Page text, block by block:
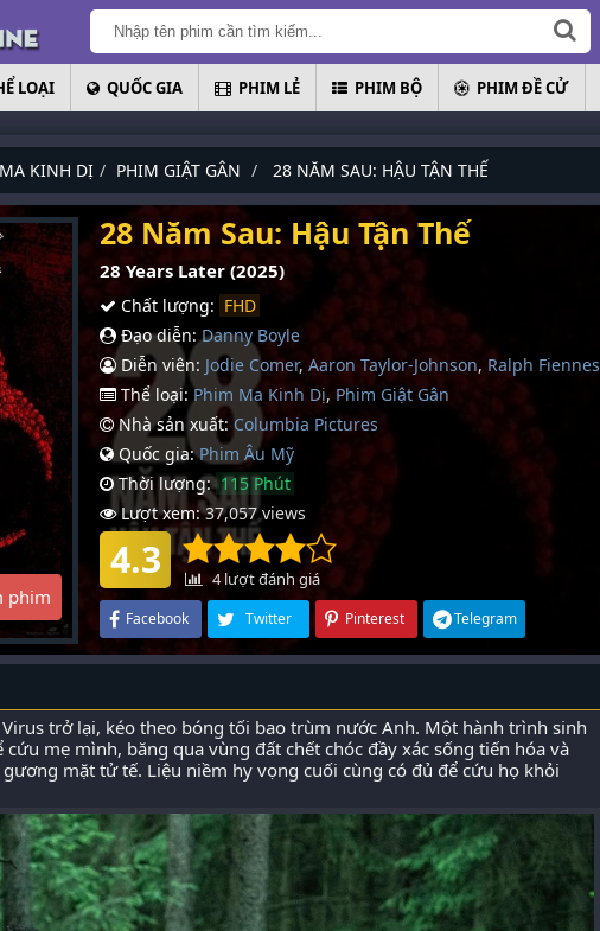
LOẠI QUỐC GIA PHIM LẺ PHIM BỘ PHIM ĐỀ CỬ
KINH DỊ PHIM GIẬT GÂN 28 NĂM SAU: HẬU TẬN THẾ
phim
28 Năm Sau: Hậu Tận Thế
28 Years Later (2025)
Chất lượng: FHD
Đạo diễn: Danny Boyle
Diễn viên: Jodie Comer, Aaron Taylor-Johnson, Ralph Fiennes
Thể loại: Phim Ma Kinh Dị, Phim Giật Gân
Nhà sản xuất: Columbia Pictures
Quốc gia: Phim Âu Mỹ
Thời lượng: 115 Phút
Lượt xem: 37,057 views
4.3 4lượt đánh giá
Facebook Twitter Pinterest Telegram
trở lại, kéo theo bóng tối bao trùm nước Anh. Một hành trình sinh
mẹ mình, băng qua vùng đất chết chóc đầy xác sống tiến hóa và
mặt tử tế. Liệu niềm hy vọng cuối cùng có đủ để cứu họ khỏi